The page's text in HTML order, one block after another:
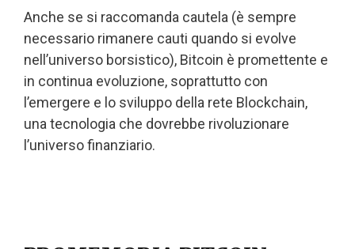
Anche se si raccomanda cautela (è sempre
necessario rimanere cauti quando si evolve
nell’universo borsistico), Bitcoin è promettente e
in continua evoluzione, soprattutto con
l’emergere e lo sviluppo della rete Blockchain,
una tecnologia che dovrebbe rivoluzionare
l’universo finanziario.